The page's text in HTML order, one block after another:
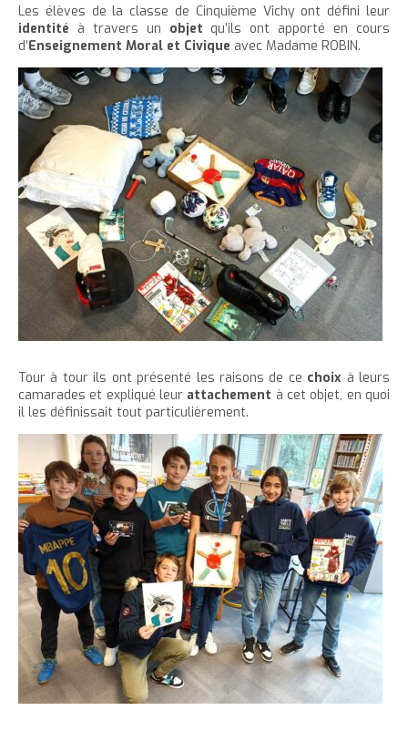
h
è
c
l
e
a
c
u
e
i
t
e
r
l
a
a
i
l
l
e
e
t
e
e
r
l
a
t
a
l
l
e
d
u
e
x
e
e
r
c
e
t
a
g
e
e
r
c
e
c
o
n
t
e
n
u
Les élèves de la classe de Cinquième Vichy ont défini leur
identité à travers un objet qu’ils ont apporté en cours
d’Enseignement Moral et Civique avec Madame ROBIN.
Tour à tour ils ont présenté les raisons de ce choix à leurs
camarades et expliqué leur attachement à cet objet, en quoi
il les définissait tout particulièrement.